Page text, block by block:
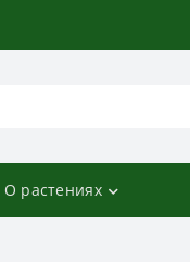
О растениях